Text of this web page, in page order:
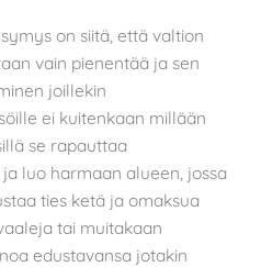
on siitä, että valtion
vain pienentää ja sen
joillekin
ei kuitenkaan millään
se rapauttaa
luo harmaan alueen, jossa
ties ketä ja omaksua
tai muitakaan
edustavansa jotakin